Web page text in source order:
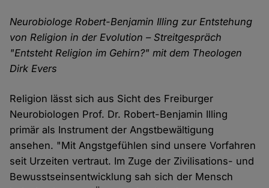
Neurobiologe Robert-Benjamin Illing zur Entstehung
von Religion in der Evolution – Streitgespräch
"Entsteht Religion im Gehirn?" mit dem Theologen
Dirk Evers
Religion lässt sich aus Sicht des Freiburger
Neurobiologen Prof. Dr. Robert-Benjamin Illing
primär als Instrument der Angstbewältigung
ansehen. "Mit Angstgefühlen sind unsere Vorfahren
seit Urzeiten vertraut. Im Zuge der Zivilisations- und
Bewusstseinsentwicklung sah sich der Mensch